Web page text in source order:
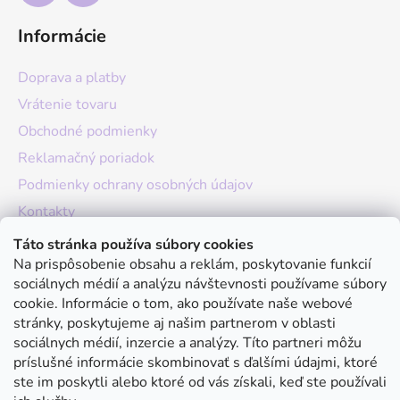
Táto stránka používa súbory cookies
Na prispôsobenie obsahu a reklám, poskytovanie funkcií
sociálnych médií a analýzu návštevnosti používame súbory
cookie. Informácie o tom, ako používate naše webové
stránky, poskytujeme aj našim partnerom v oblasti
sociálnych médií, inzercie a analýzy. Títo partneri môžu
príslušné informácie skombinovať s ďalšími údajmi, ktoré
ste im poskytli alebo ktoré od vás získali, keď ste používali
Informácie
Doprava a platby
Vrátenie tovaru
Obchodné podmienky
Reklamačný poriadok
Podmienky ochrany osobných údajov
Kontakty
O nás
Hodnotenie obchodu
Moja objednávka
Instagram